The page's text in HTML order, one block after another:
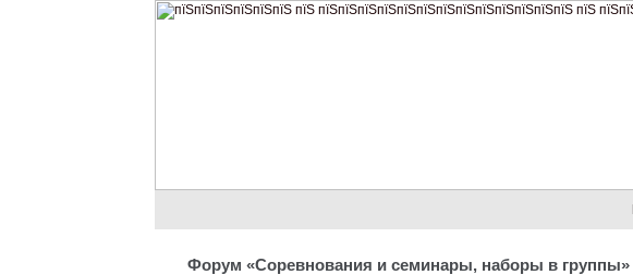
Форум «Соревнования и семинары, наборы в группы»